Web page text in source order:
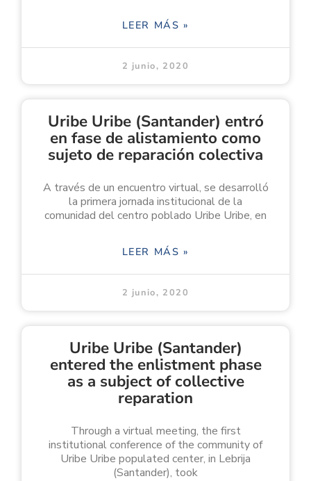
LEER MÁS »
2 junio, 2020
Uribe Uribe (Santander) entró
en fase de alistamiento como
sujeto de reparación colectiva
A través de un encuentro virtual, se desarrolló
la primera jornada institucional de la
comunidad del centro poblado Uribe Uribe, en
LEER MÁS »
2 junio, 2020
Uribe Uribe (Santander)
entered the enlistment phase
as a subject of collective
reparation
Through a virtual meeting, the first
institutional conference of the community of
Uribe Uribe populated center, in Lebrija
(Santander), took